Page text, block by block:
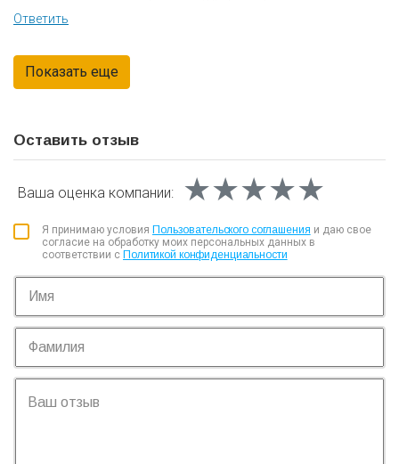
компанию Росбанкрот. Процедура заняла около 8 месяцев, и
банкротства – это не легкий путь, но единственный законный
способ избавиться от непосильных долгов. Очень рада, что
Рекомендую не затягивать с решением, если чувствуете, что
не справляетесь с долгами самостоятельно.
Ответить
Оставить отзыв
Ваша оценка компании: ★★★★★
★★★★★
★★★★★
Я принимаю условия Пользовательского соглашения и даю свое
согласие на обработку моих персональных данных в
соответствии с Политикой конфиденциальности